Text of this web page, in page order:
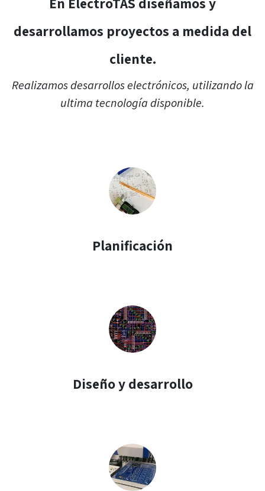
desarrollamos proyectos a medida del
cliente.
Realizamos desarrollos electrónicos, utilizando la
ultima tecnología disponible.
Planificación
Diseño y desarrollo